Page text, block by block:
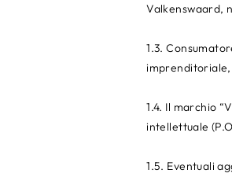
Valkenswaard,
1.3.
1.4. Il marchio
intellettuale
1.5. Eventuali